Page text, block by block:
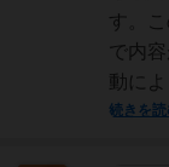
す。
で内
動に
続きを読